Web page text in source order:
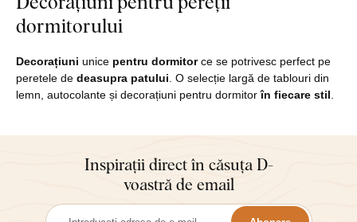
dormitorului
Decorațiuni unice pentru dormitorce se potrivesc perfect pe
peretele de deasupra patului . O selecție largă de tablouri din
lemn, autocolante și decorațiuni pentru dormitorîn fiecare stil
Inspirații direct în căsuța D-
voastră de email